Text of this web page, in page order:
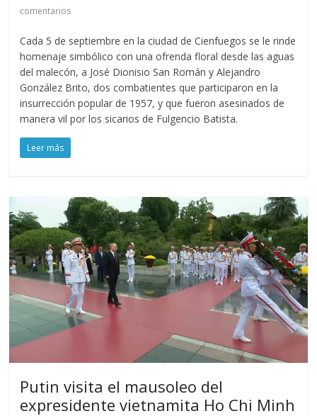
comentarios
Cada 5 de septiembre en la ciudad de Cienfuegos se le rinde
homenaje simbólico con una ofrenda floral desde las aguas
del malecón, a José Dionisio San Román y Alejandro
González Brito, dos combatientes que participaron en la
insurrección popular de 1957, y que fueron asesinados de
manera vil por los sicarios de Fulgencio Batista.
Leer más
Putin visita el mausoleo del
expresidente vietnamita Ho Chi Minh